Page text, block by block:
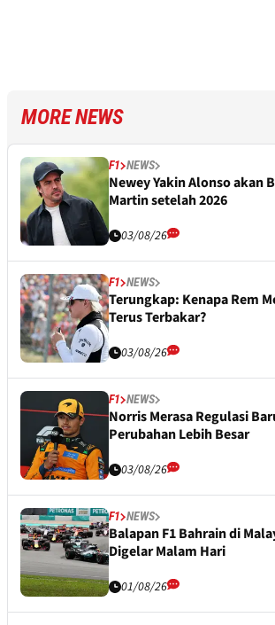
MORE NEWS
F1 NEWS
Newey Yakin Alonso akan
Martin setelah 2026
03/08/26
F1 NEWS
Terungkap: Kenapa Rem
Terus Terbakar?
03/08/26
F1 NEWS
Norris Merasa Regulasi
Perubahan Lebih Besar
03/08/26
F1 NEWS
Balapan F1 Bahrain di
Digelar Malam Hari
01/08/26